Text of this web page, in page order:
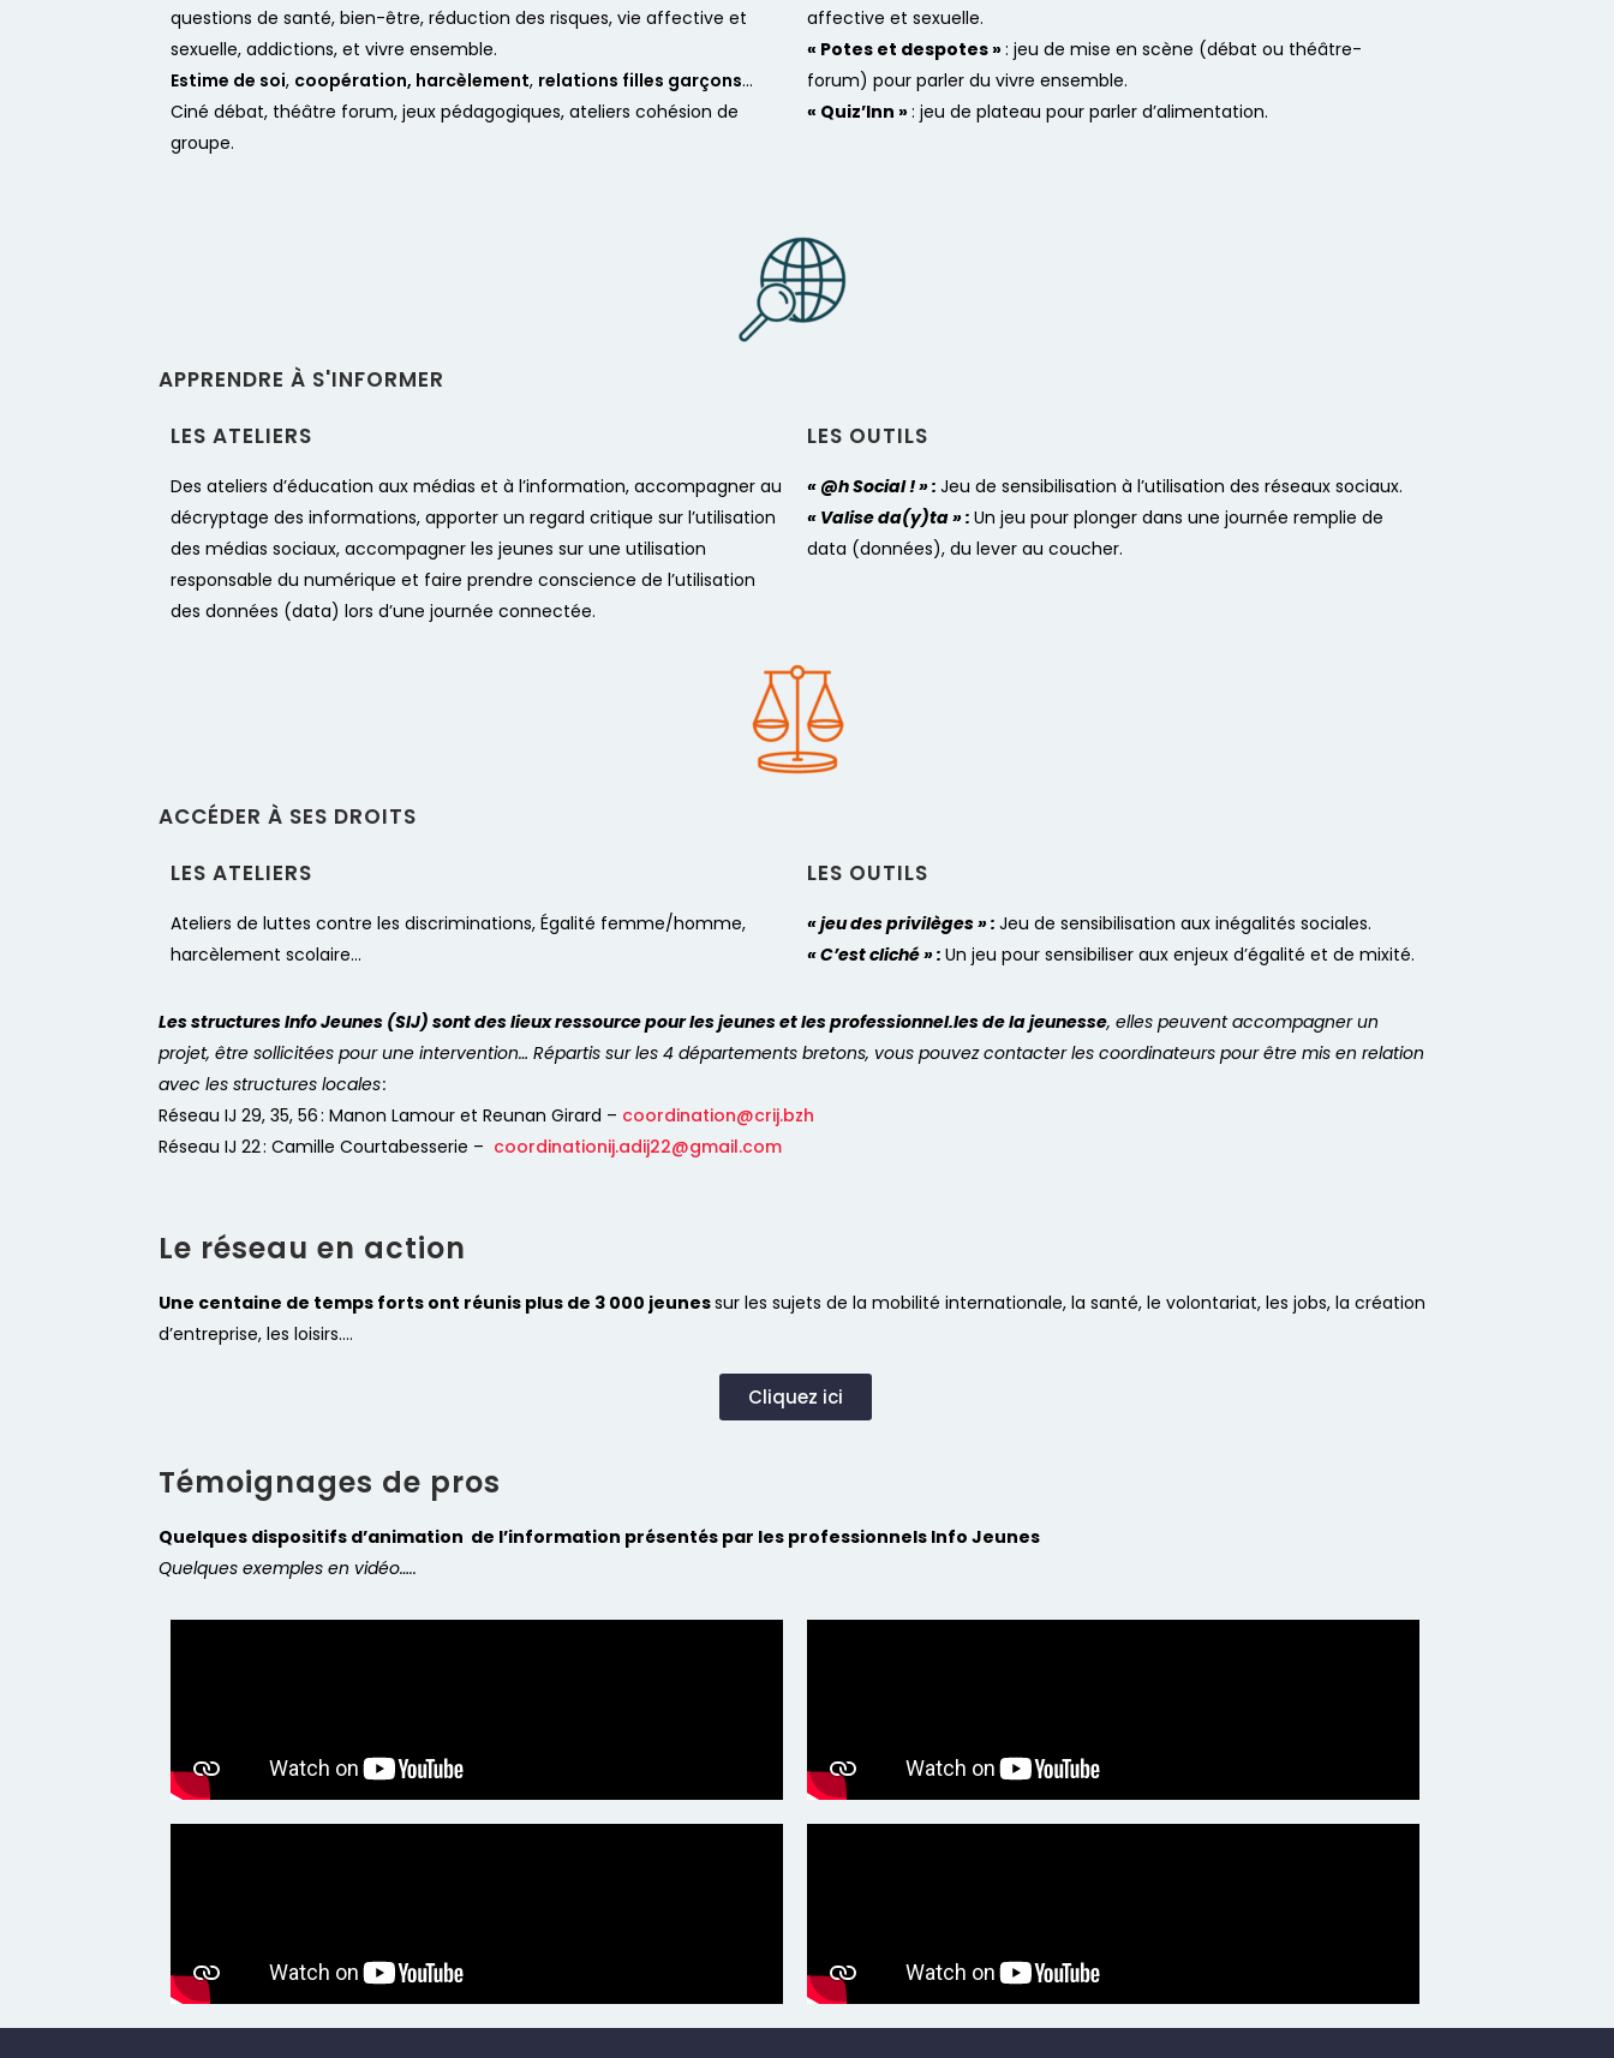
questions de santé, bien-être, réduction des risques, vie affective et
sexuelle, addictions, et vivre ensemble.
Estime de soi, coopération, harcèlement, relations filles garçons…
Ciné débat, théâtre forum, jeux pédagogiques, ateliers cohésion de
groupe.
affective et sexuelle.
« Potes et despotes »: jeu de mise en scène (débat ou théâtre-
forum) pour parler du vivre ensemble.
« Quiz’Inn »: jeu de plateau pour parler d’alimentation.
APPRENDRE À S'INFORMER
LES ATELIERS​
Des ateliers d’éducation aux médias et à l’information, accompagner au
décryptage des informations, apporter un regard critique sur l’utilisation
des médias sociaux, accompagner les jeunes sur une utilisation
responsable du numérique et faire prendre conscience de l’utilisation
des données (data) lors d’une journée connectée.
LES OUTILS​
« @h Social ! » : Jeu de sensibilisation à l’utilisation des réseaux sociaux.
« Valise da(y)ta » : Un jeu pour plonger dans une journée remplie de
data (données), du lever au coucher.
ACCÉDER À SES DROITS
LES ATELIERS​
Ateliers de luttes contre les discriminations, Égalité femme/homme,
harcèlement scolaire…
LES OUTILS​
« jeu des privilèges » : Jeu de sensibilisation aux inégalités sociales.
« C’est cliché » : Un jeu pour sensibiliser aux enjeux d’égalité et de mixité.
Les structures Info Jeunes (SIJ) sont des lieux ressource pour les jeunes et lesprofessionnel.lesde la jeunesse, elles peuvent accompagner un
projet, être sollicitées pour une intervention… Répartis sur les 4 départements bretons, vous pouvez contacter les coordinateurs pour être mis en relation
avec les structures locales :
Réseau IJ 29, 35, 56 : Manon Lamour et Reunan Girard – coordination@crij.bzh
Réseau IJ 22 : Camille Courtabesserie – coordinationij.adij22@gmail.com
Le réseau en action
Une centaine de temps forts ont réunis plus de 3 000 jeunessur les sujets de la mobilité internationale, la santé, le volontariat, les jobs, la création
d’entreprise, les loisirs….
Cliquez ici
Témoignages de pros
Quelques dispositifs d’animation de l’information présentés par les professionnels Info Jeunes
Quelques exemples en vidéo…..